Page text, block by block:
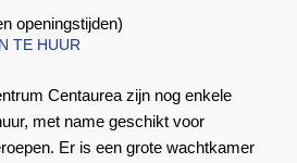
openingstijden)
TE HUUR
Centaurea zijn nog enkele
met name geschikt voor
Er is een grote wachtkamer